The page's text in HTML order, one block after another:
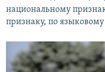
национальному
признаку, по